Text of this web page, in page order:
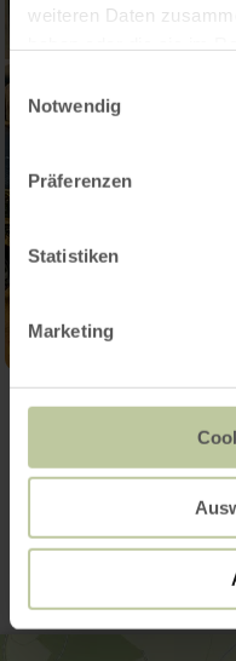
weiteren Daten
Einwilligungsauswahl
Notwendig
Präferenzen
Statistiken
Marketing
Contact